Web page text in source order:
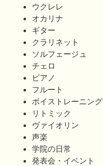
ウクレレ
オカリナ
ギター
クラリネット
ソルフェージュ
チェロ
ピアノ
フルート
ボイストレーニング
リトミック
ヴァイオリン
声楽
学院の日常
発表会・イベント